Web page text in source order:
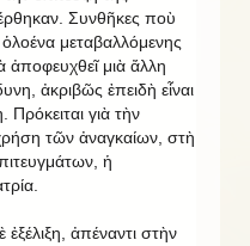
Συνθῆκες ποὺ
μεταβαλλόμενης
ἀποφευχθεῖ μιὰ ἄλλη
ἀκριβῶς ἐπειδὴ εἶναι
Πρόκειται γιὰ τὴν
τῶν ἀναγκαίων, στὴ
ἡ
ἀπέναντι στὴν